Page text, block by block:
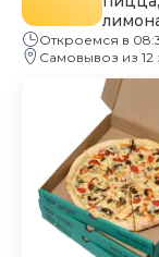
Откроемся в
Самовывоз из 12